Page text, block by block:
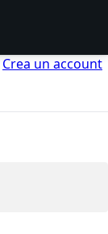
Crea un account